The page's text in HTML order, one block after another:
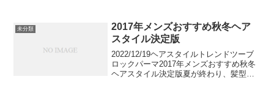
近年人気のハイボールは、何より「太り
にくい」という...
未分類
2017年メンズおすすめ秋冬ヘア
スタイル決定版
2022/12/19ヘアスタイルトレンドツーブ
ロックパーマ2017年メンズおすすめ秋冬
ヘアスタイル決定版夏が終わり、髪型も